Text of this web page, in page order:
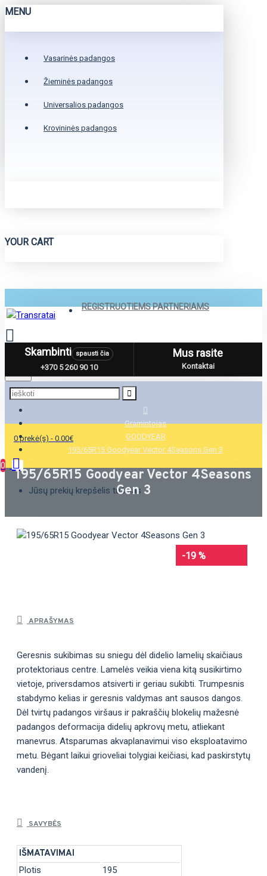
MENU
Vasarinės padangos
Žieminės padangos
Universalios padangos
Krovininės padangos
YOUR CART
REGISTRUOTIEMS PARTNERIAMS
Menu
0 prekė(s) - 0.00€
0
Jūsų prekių krepšelis tuščias
Skambinti spausti čia
+370 5 260 90 10
Mus rasite
Kontaktai
Gramintojas
GOODYEAR
195/65R15 Goodyear Vector 4Seasons Gen 3
195/65R15 Goodyear Vector 4Seasons
Gen 3
-19 %
APRAŠYMAS
Geresnis sukibimas su sniegu dėl didelio lamelių skaičiaus
protektoriaus centre. Lamelės veikia viena kitą susikirtimo
vietoje, priversdamos atsiverti ir geriau sukibti. Trumpesnis
stabdymo kelias ir geresnis valdymas ant sausos dangos.
Dėl tvirtų padangos viršaus ir pakraščių blokelių mažesnė
padangos deformacija didelių apkrovų metu, atliekant
manevrus. Atsparumas akvaplanavimui viso eksploatavimo
metu. Bėgant laikui grioveliai tolygiai keičiasi, kad paskirstytų
vandenį.
SAVYBĖS
IŠMATAVIMAI
Plotis
195